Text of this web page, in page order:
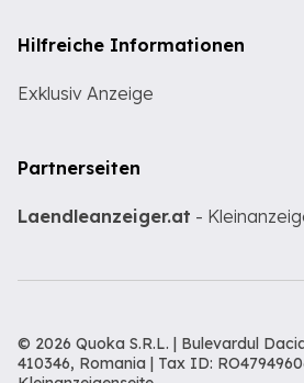
Hilfreiche Informationen
Exklusiv Anzeige
Partnerseiten
Laendleanzeiger.at -
© 2026 Quoka S.R.L. | Bulevardul
410346, Romania | Tax ID: